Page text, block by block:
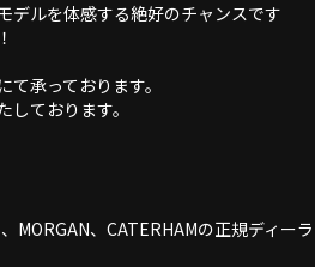
デルを体感する絶好のチャンスです
承っております。
ております。
MORGAN、CATERHAMの正規ディーラ